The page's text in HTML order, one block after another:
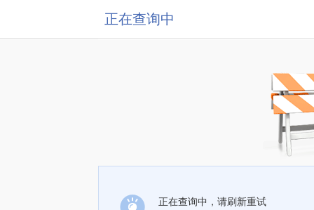
正在查询中
正在查询中，请刷新重试